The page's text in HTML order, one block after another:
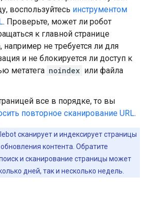
воспользуйтесь инструментом
. Проверьте, может ли робот
к главной странице
например не требуется ли для
и не блокируется ли доступ к
метатега noindex или файла
все в порядке, то вы
повторное сканирование URL.
сканирует и индексирует страницы
контента. Обратите
и сканирование страницы может
дней, так и несколько недель.